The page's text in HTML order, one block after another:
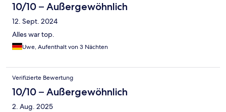
10/10 – Außergewöhnlich
12. Sept. 2024
Alles war top.
Uwe, Aufenthalt von 3 Nächten
Verifizierte Bewertung
10/10 – Außergewöhnlich
2. Aug. 2025